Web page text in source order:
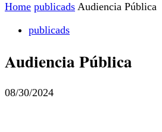
Home publicads Audiencia Pública
publicads
Audiencia Pública
08/30/2024